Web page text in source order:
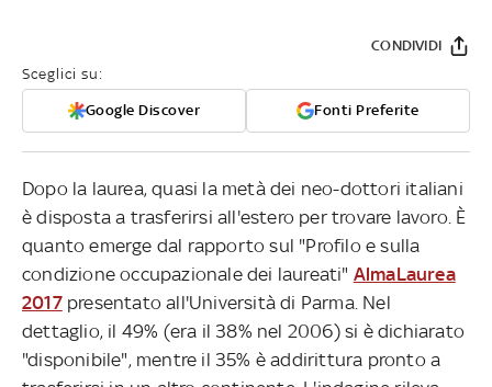
Sceglici su:
Google Discover Fonti Preferite
CONDIVIDI
Dopo la laurea, quasi la metà dei neo-dottori italiani
è disposta a trasferirsi all'estero per trovare lavoro. È
quanto emerge dal rapporto sul "Profilo e sulla
condizione occupazionale dei laureati" AlmaLaurea
2017presentato all'Università di Parma. Nel
dettaglio, il 49% (era il 38% nel 2006) si è dichiarato
"disponibile", mentre il 35% è addirittura pronto a